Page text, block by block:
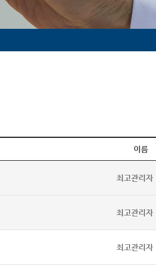
이름
최고관리자
최고관리자
최고관리자